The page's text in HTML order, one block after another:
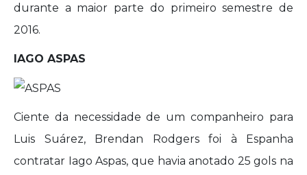
durante a maior parte do primeiro semestre de
2016.
IAGO ASPAS
Ciente da necessidade de um companheiro para
Luis Suárez, Brendan Rodgers foi à Espanha
contratar Iago Aspas, que havia anotado 25 gols na